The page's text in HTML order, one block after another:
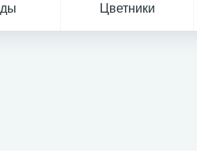
Цветники